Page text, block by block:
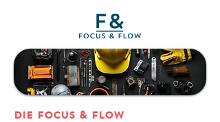
DIE Focus & Flow